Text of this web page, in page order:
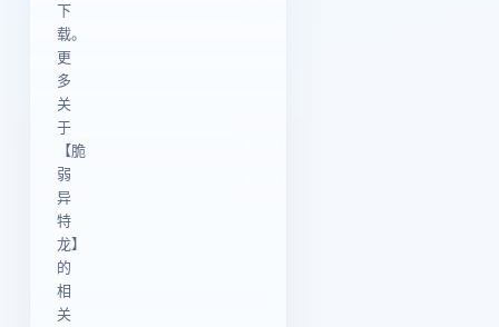
下
载。
更
多
关
于
【脆
弱
异
特
龙】
的
相
关